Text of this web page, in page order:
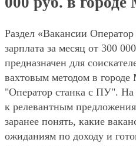
Раздел «Вакансии
зарплата за месяц от 300
предназначен для
вахтовым методом в
"Оператор станка с ПУ". На
к релевантным
заранее понять, какие
ожиданиям по доходу и